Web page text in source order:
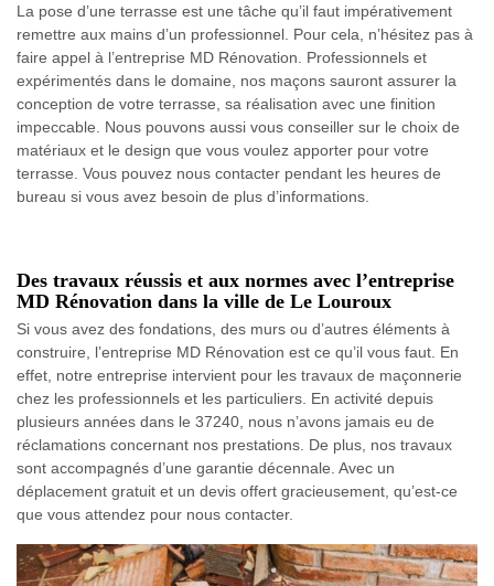
La pose d’une terrasse est une tâche qu’il faut impérativement
remettre aux mains d’un professionnel. Pour cela, n’hésitez pas à
faire appel à l’entreprise MD Rénovation. Professionnels et
expérimentés dans le domaine, nos maçons sauront assurer la
conception de votre terrasse, sa réalisation avec une finition
impeccable. Nous pouvons aussi vous conseiller sur le choix de
matériaux et le design que vous voulez apporter pour votre
terrasse. Vous pouvez nous contacter pendant les heures de
bureau si vous avez besoin de plus d’informations.
Des travaux réussis et aux normes avec l’entreprise
MD Rénovation dans la ville de Le Louroux
Si vous avez des fondations, des murs ou d’autres éléments à
construire, l’entreprise MD Rénovation est ce qu’il vous faut. En
effet, notre entreprise intervient pour les travaux de maçonnerie
chez les professionnels et les particuliers. En activité depuis
plusieurs années dans le 37240, nous n’avons jamais eu de
réclamations concernant nos prestations. De plus, nos travaux
sont accompagnés d’une garantie décennale. Avec un
déplacement gratuit et un devis offert gracieusement, qu’est-ce
que vous attendez pour nous contacter.